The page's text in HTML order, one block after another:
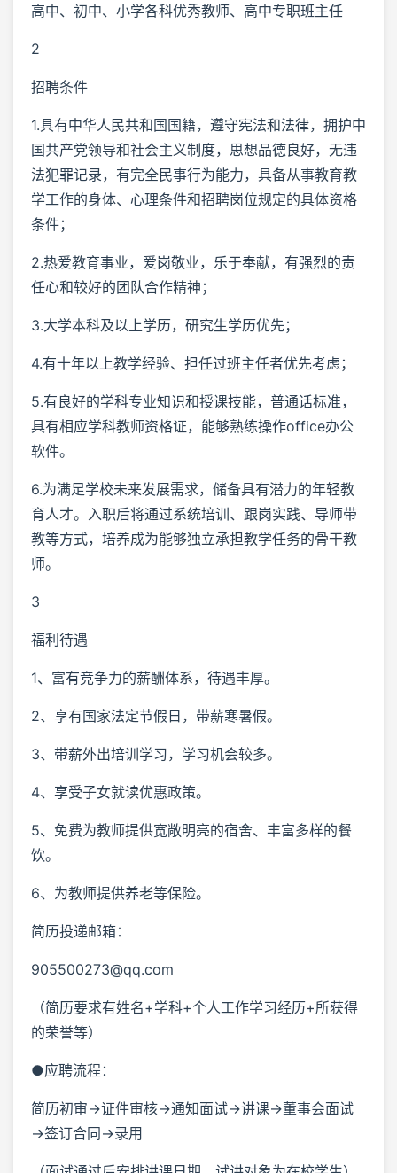
高中、初中、小学各科优秀教师、高中专职班主任
2
招聘条件
1.具有中华人民共和国国籍，遵守宪法和法律，拥护中
国共产党领导和社会主义制度，思想品德良好，无违
法犯罪记录，有完全民事行为能力，具备从事教育教
学工作的身体、心理条件和招聘岗位规定的具体资格
条件；
2.热爱教育事业，爱岗敬业，乐于奉献，有强烈的责
任心和较好的团队合作精神；
3.大学本科及以上学历，研究生学历优先；
4.有十年以上教学经验、担任过班主任者优先考虑；
5.有良好的学科专业知识和授课技能，普通话标准，
具有相应学科教师资格证，能够熟练操作office办公
软件。
6.为满足学校未来发展需求，储备具有潜力的年轻教
育人才。入职后将通过系统培训、跟岗实践、导师带
教等方式，培养成为能够独立承担教学任务的骨干教
师。
3
福利待遇
1、富有竞争力的薪酬体系，待遇丰厚。
2、享有国家法定节假日，带薪寒暑假。
3、带薪外出培训学习，学习机会较多。
4、享受子女就读优惠政策。
5、免费为教师提供宽敞明亮的宿舍、丰富多样的餐
饮。
6、为教师提供养老等保险。
简历投递邮箱：
905500273@qq.com
（简历要求有姓名+学科+个人工作学习经历+所获得
的荣誉等）
●应聘流程：
简历初审→证件审核→通知面试→讲课→董事会面试
→签订合同→录用